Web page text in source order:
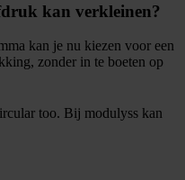
kan verkleinen?
kan je nu kiezen voor een
zonder in te boeten op
too. Bij modulyss kan